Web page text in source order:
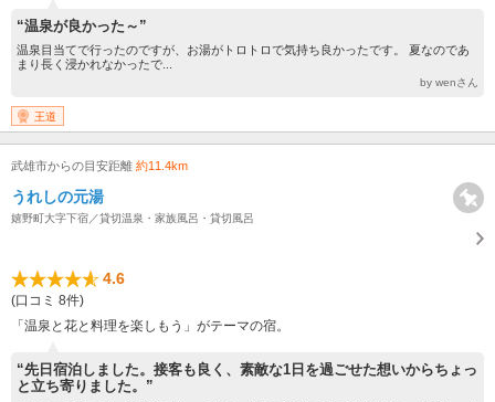
“温泉が良かった～”
温泉目当てで行ったのですが、お湯がトロトロで気持ち良かったです。 夏なのであ
まり長く浸かれなかったで...
by wenさん
王道
武雄市からの目安距離 約11.4km
うれしの元湯
嬉野町大字下宿／貸切温泉・家族風呂・貸切風呂
4.6
(口コミ 8件)
「温泉と花と料理を楽しもう」がテーマの宿。
“先日宿泊しました。接客も良く、素敵な1日を過ごせた想いからちょっ
と立ち寄りました。”